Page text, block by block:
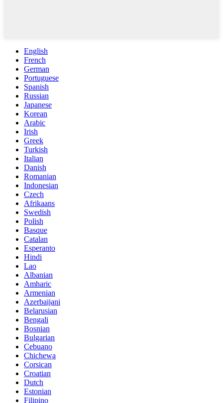
English
French
German
Portuguese
Spanish
Russian
Japanese
Korean
Arabic
Irish
Greek
Turkish
Italian
Danish
Romanian
Indonesian
Czech
Afrikaans
Swedish
Polish
Basque
Catalan
Esperanto
Hindi
Lao
Albanian
Amharic
Armenian
Azerbaijani
Belarusian
Bengali
Bosnian
Bulgarian
Cebuano
Chichewa
Corsican
Croatian
Dutch
Estonian
Filipino